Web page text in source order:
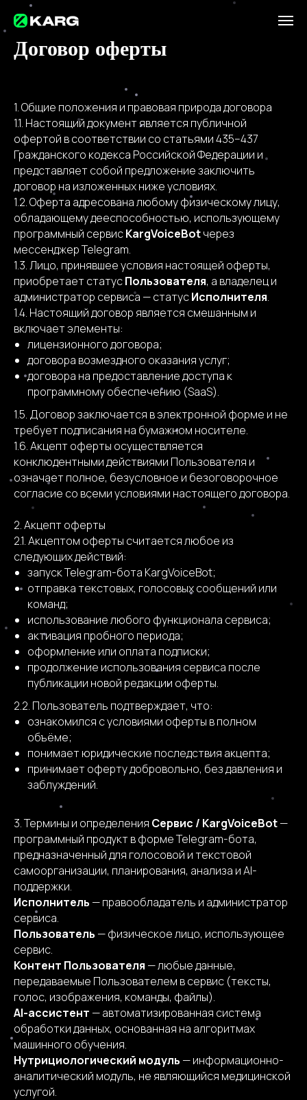
Договор оферты
1. Общие положения и правовая природа договора
1.1. Настоящий документ является публичной
офертой в соответствии со статьями 435–437
Гражданского кодекса Российской Федерации и
представляет собой предложение заключить
договор на изложенных ниже условиях.
1.2. Оферта адресована любому физическому лицу,
обладающему дееспособностью, использующему
программный сервисKargVoiceBotчерез
мессенджер Telegram.
1.3. Лицо, принявшее условия настоящей оферты,
приобретает статусПользователя, а владелец и
администратор сервиса — статусИсполнителя.
1.4. Настоящий договор является смешанным и
включает элементы:
лицензионного договора;
договора возмездного оказания услуг;
договора на предоставление доступа к
программному обеспечению (SaaS).
1.5. Договор заключается в электронной форме и не
требует подписания на бумажном носителе.
1.6. Акцепт оферты осуществляется
конклюдентными действиями Пользователя и
означает полное, безусловное и безоговорочное
согласие со всеми условиями настоящего договора.
2. Акцепт оферты
2.1. Акцептом оферты считается любое из
следующих действий:
запуск Telegram-бота KargVoiceBot;
отправка текстовых, голосовых сообщений или
команд;
использование любого функционала сервиса;
активация пробного периода;
оформление или оплата подписки;
продолжение использования сервиса после
публикации новой редакции оферты.
2.2. Пользователь подтверждает, что:
ознакомился с условиями оферты в полном
объёме;
понимает юридические последствия акцепта;
принимает оферту добровольно, без давления и
заблуждений.
3. Термины и определения Сервис / KargVoiceBot—
программный продукт в форме Telegram-бота,
предназначенный для голосовой и текстовой
самоорганизации, планирования, анализа и AI-
поддержки.
Исполнитель — правообладатель и администратор
сервиса.
Пользователь — физическое лицо, использующее
сервис.
Контент Пользователя — любые данные,
передаваемые Пользователем в сервис (тексты,
голос, изображения, команды, файлы).
AI-ассистент — автоматизированная система
обработки данных, основанная на алгоритмах
машинного обучения.
Нутрициологический модуль — информационно-
аналитический модуль, не являющийся медицинской
услугой.